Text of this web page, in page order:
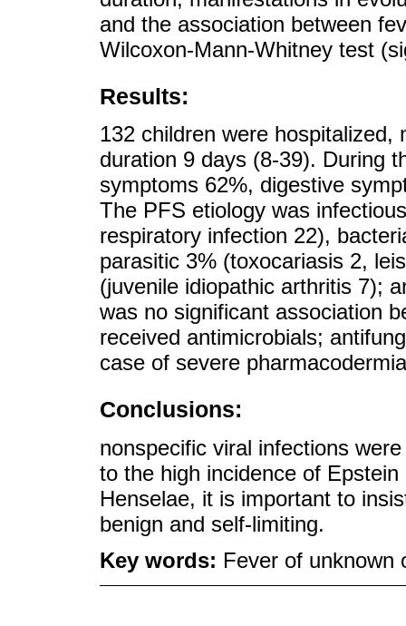
and the association between
Wilcoxon-Mann-Whitney test
Results:
132 children were
duration 9 days (8-39). During
symptoms 62%, digestive
The PFS etiology was
respiratory infection 22),
parasitic 3% (toxocariasis 2,
(juvenile idiopathic arthritis 7);
was no significant association
received antimicrobials;
case of severe
Conclusions:
nonspecific viral infections
to the high incidence of
Henselae, it is important to
benign and self-limiting.
Key words: Fever of unknown